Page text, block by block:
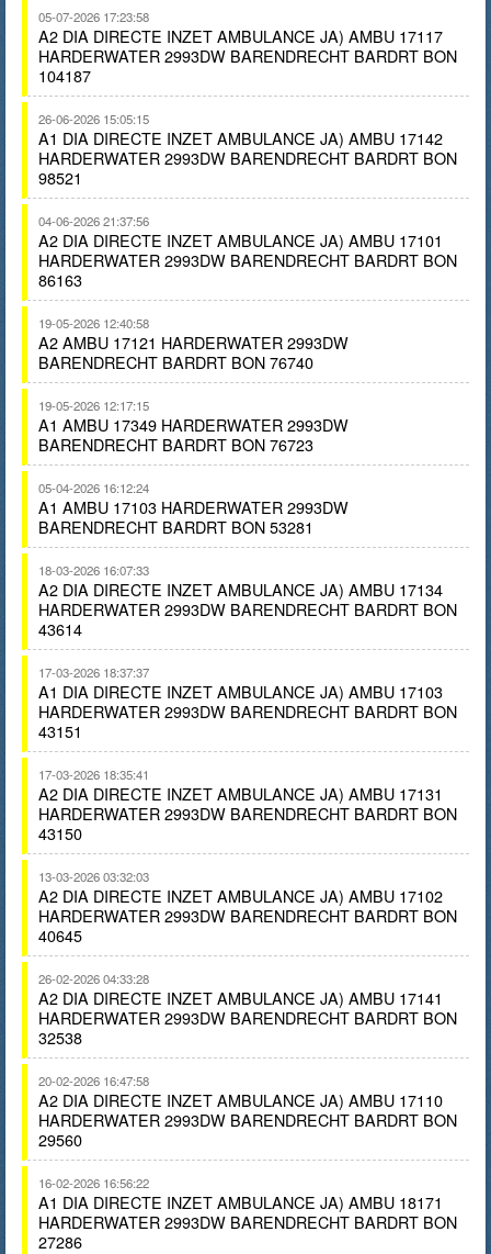
05-07-2026 17:23:58
A2 DIA DIRECTE INZET AMBULANCE JA) AMBU 17117
HARDERWATER 2993DW BARENDRECHT BARDRT BON
104187
26-06-2026 15:05:15
A1 DIA DIRECTE INZET AMBULANCE JA) AMBU 17142
HARDERWATER 2993DW BARENDRECHT BARDRT BON
98521
04-06-2026 21:37:56
A2 DIA DIRECTE INZET AMBULANCE JA) AMBU 17101
HARDERWATER 2993DW BARENDRECHT BARDRT BON
86163
19-05-2026 12:40:58
A2 AMBU 17121 HARDERWATER 2993DW
BARENDRECHT BARDRT BON 76740
19-05-2026 12:17:15
A1 AMBU 17349 HARDERWATER 2993DW
BARENDRECHT BARDRT BON 76723
05-04-2026 16:12:24
A1 AMBU 17103 HARDERWATER 2993DW
BARENDRECHT BARDRT BON 53281
18-03-2026 16:07:33
A2 DIA DIRECTE INZET AMBULANCE JA) AMBU 17134
HARDERWATER 2993DW BARENDRECHT BARDRT BON
43614
17-03-2026 18:37:37
A1 DIA DIRECTE INZET AMBULANCE JA) AMBU 17103
HARDERWATER 2993DW BARENDRECHT BARDRT BON
43151
17-03-2026 18:35:41
A2 DIA DIRECTE INZET AMBULANCE JA) AMBU 17131
HARDERWATER 2993DW BARENDRECHT BARDRT BON
43150
13-03-2026 03:32:03
A2 DIA DIRECTE INZET AMBULANCE JA) AMBU 17102
HARDERWATER 2993DW BARENDRECHT BARDRT BON
40645
26-02-2026 04:33:28
A2 DIA DIRECTE INZET AMBULANCE JA) AMBU 17141
HARDERWATER 2993DW BARENDRECHT BARDRT BON
32538
20-02-2026 16:47:58
A2 DIA DIRECTE INZET AMBULANCE JA) AMBU 17110
HARDERWATER 2993DW BARENDRECHT BARDRT BON
29560
16-02-2026 16:56:22
A1 DIA DIRECTE INZET AMBULANCE JA) AMBU 18171
HARDERWATER 2993DW BARENDRECHT BARDRT BON
27286